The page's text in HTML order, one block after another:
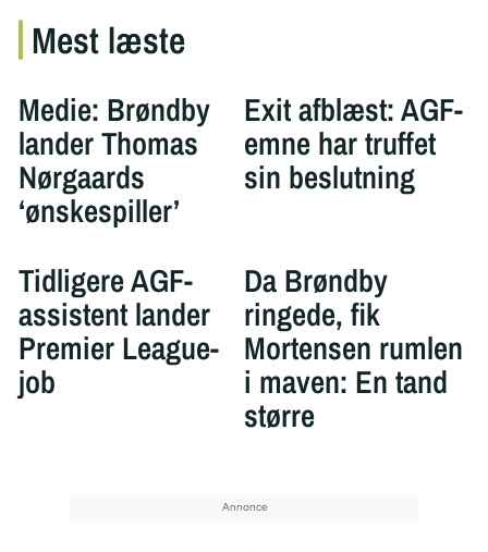
Mest læste
Medie: Brøndby
lander Thomas
Nørgaards
‘ønskespiller’
Exit afblæst: AGF-
emne har truffet
sin beslutning
Tidligere AGF-
assistent lander
Premier League-
job
Da Brøndby
ringede, fik
Mortensen rumlen
i maven: En tand
større